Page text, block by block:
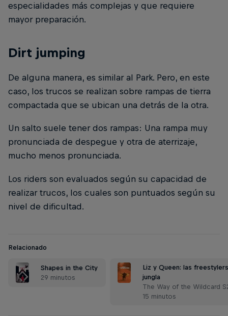
especialidades más complejas y que requiere
mayor preparación.
Dirt jumping
De alguna manera, es similar al Park. Pero, en este
caso, los trucos se realizan sobre rampas de tierra
compactada que se ubican una detrás de la otra.
Un salto suele tener dos rampas: Una rampa muy
pronunciada de despegue y otra de aterrizaje,
mucho menos pronunciada.
Los riders son evaluados según su capacidad de
realizar trucos, los cuales son puntuados según su
nivel de dificultad.
Relacionado
Shapes in the City
29 minutos
Liz y Queen: las
jungla
The Way of the Wildcard S2
15 minutos